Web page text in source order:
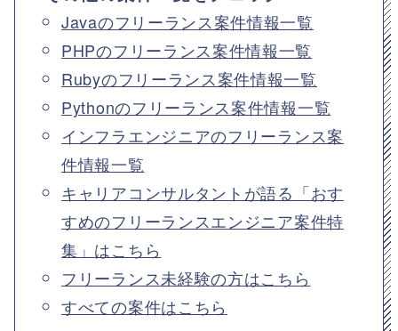
Javaのフリーランス案件情報一覧
PHPのフリーランス案件情報一覧
Rubyのフリーランス案件情報一覧
Pythonのフリーランス案件情報一覧
インフラエンジニアのフリーランス案
件情報一覧
キャリアコンサルタントが語る「おす
すめのフリーランスエンジニア案件特
集」はこちら
フリーランス未経験の方はこちら
すべての案件はこちら